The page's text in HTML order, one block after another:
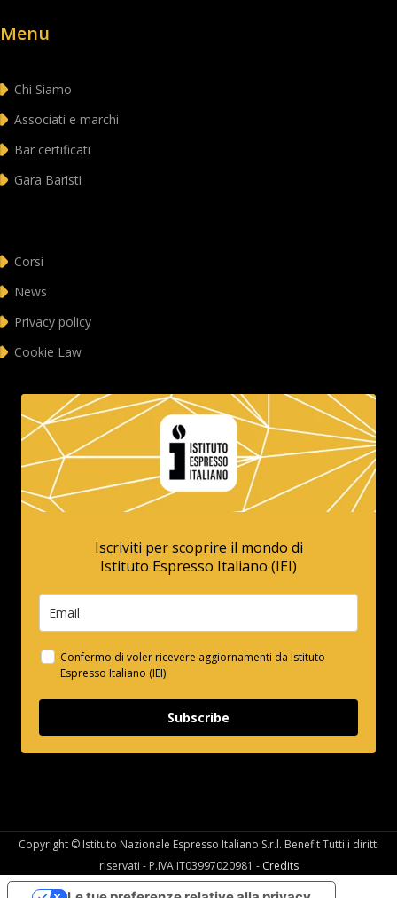
Menu
Chi Siamo
Associati e marchi
Bar certificati
Gara Baristi
Corsi
News
Privacy policy
Cookie Law
Iscriviti per scoprire il mondo di
Istituto Espresso Italiano (IEI)
Confermo di voler ricevere aggiornamenti da Istituto
Espresso Italiano (IEI)
Subscribe
Copyright © Istituto Nazionale Espresso Italiano S.r.l. Benefit Tutti i diritti
riservati - P.IVA IT03997020981 - Credits